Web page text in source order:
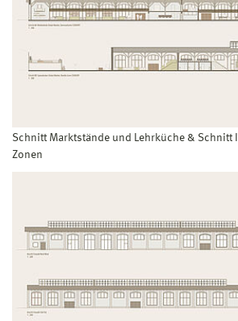
Schnitt Marktstände und Lehrküche &
Zonen